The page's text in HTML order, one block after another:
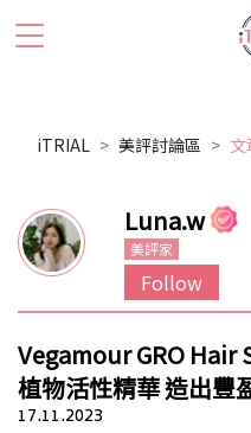
iTRIAL 美評討論區 文
Luna.w
美評家
Follow
Vegamour GRO Hair
植物活性精華 造出豐
17.11.2023